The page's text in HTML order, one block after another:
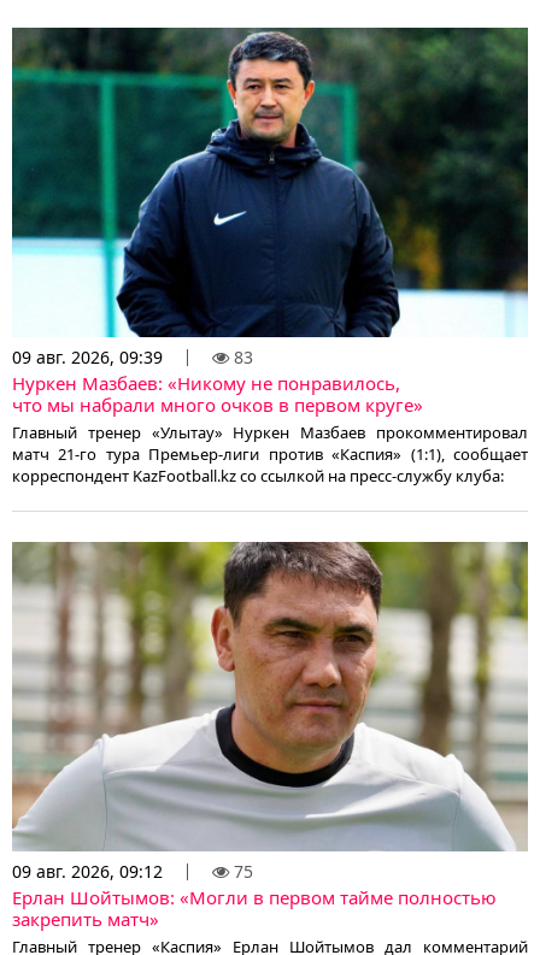
09 авг. 2026, 09:39 83
Нуркен Мазбаев: «Никому не понравилось,
что мы набрали много очков в первом круге»
Главный тренер «Улытау» Нуркен Мазбаев прокомментировал
матч 21-го тура Премьер-лиги против «Каспия» (1:1), сообщает
корреспондент KazFootball.kz со ссылкой на пресс-службу клуба:
09 авг. 2026, 09:12 75
Ерлан Шойтымов: «Могли в первом тайме полностью
закрепить матч»
Главный тренер «Каспия» Ерлан Шойтымов дал комментарий